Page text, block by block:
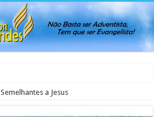
Semelhantes a Jesus